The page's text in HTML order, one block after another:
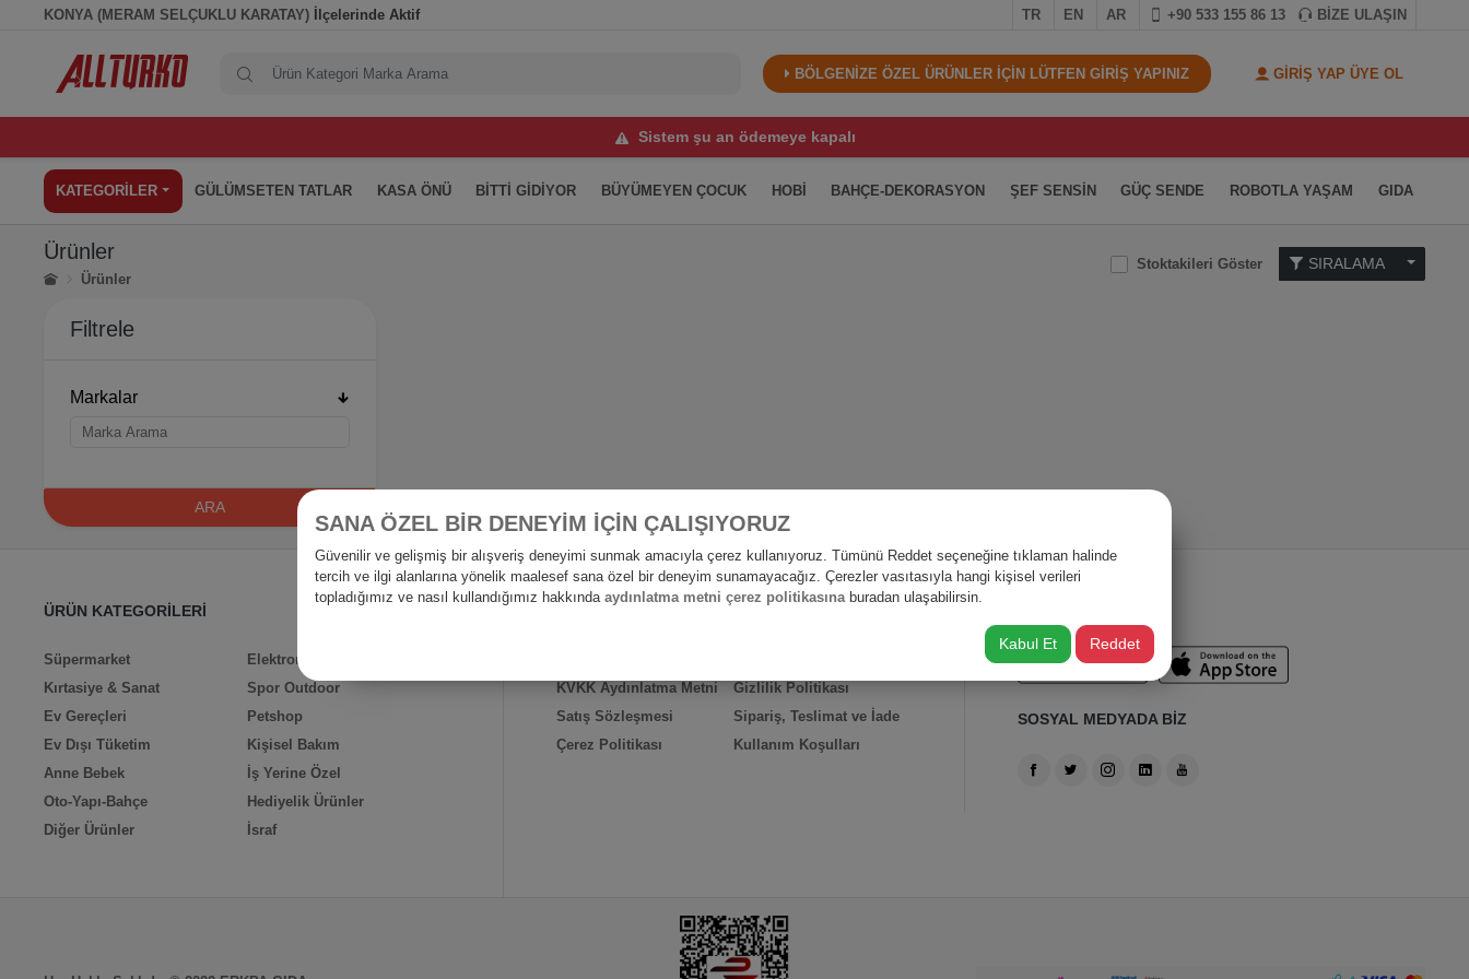
TR EN AR +90 533 155 86 13 BİZE ULAŞIN
KONYA (MERAM SELÇUKLU KARATAY) İlçelerinde Aktif
BÖLGENİZE ÖZEL ÜRÜNLER İÇİN LÜTFEN GİRİŞ YAPINIZ GİRİŞ YAP ÜYE OL
Sistem şu an ödemeye kapalı
KATEGORİLER GÜLÜMSETEN TATLAR KASA ÖNÜ BİTTİ GİDİYOR BÜYÜMEYEN ÇOCUK HOBİ BAHÇE-DEKORASYON ŞEF SENSİN GÜÇ SENDE ROBOTLA YAŞAM GIDA
Ürünler
Ürünler
Stoktakileri Göster
Filtrele
Markalar
ARA
ÜRÜN KATEGORİLERİ
Süpermarket
Elektronik
Kırtasiye & Sanat
Spor Outdoor
Ev Gereçleri
Petshop
Ev Dışı Tüketim
Kişisel Bakım
Anne Bebek
İş Yerine Özel
Oto-Yapı-Bahçe
Hediyelik Ürünler
Diğer Ürünler
İsraf
HIZLI ERİŞİM
KVKK Aydınlatma Metni
Satış Sözleşmesi
Çerez Politikası
Gizlilik Politikası
Sipariş, Teslimat ve İade
Kullanım Koşulları
SOSYAL MEDYADA BİZ
SANA ÖZEL BİR DENEYİM İÇİN ÇALIŞIYORUZ
Güvenilir ve gelişmiş bir alışveriş deneyimi sunmak amacıyla çerez kullanıyoruz. Tümünü Reddet seçeneğine tıklaman halinde
tercih ve ilgi alanlarına yönelik maalesef sana özel bir deneyim sunamayacağız. Çerezler vasıtasıyla hangi kişisel verileri
topladığımız ve nasıl kullandığımız hakkında aydınlatma metni çerez politikasına buradan ulaşabilirsin.
Kabul Et Reddet